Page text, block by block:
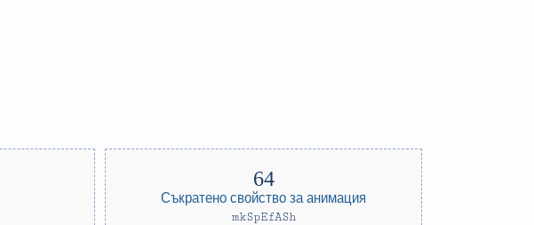
Съкратено свойство за анимация
mkSpEfASh